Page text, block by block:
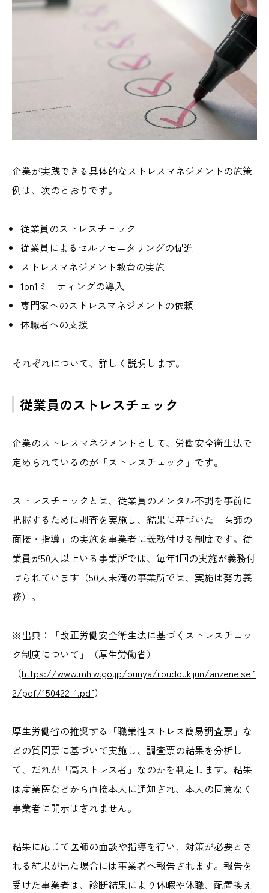
企業が実践できる具体的なストレスマネジメントの施策
例は、次のとおりです。
従業員のストレスチェック
従業員によるセルフモニタリングの促進
ストレスマネジメント教育の実施
1on1ミーティングの導入
専門家へのストレスマネジメントの依頼
休職者への支援
それぞれについて、詳しく説明します。
従業員のストレスチェック
企業のストレスマネジメントとして、労働安全衛生法で
定められているのが「ストレスチェック」です。
ストレスチェックとは、従業員のメンタル不調を事前に
把握するために調査を実施し、結果に基づいた「医師の
面接・指導」の実施を事業者に義務付ける制度です。従
業員が50人以上いる事業所では、毎年1回の実施が義務付
けられています（50人未満の事業所では、実施は努力義
務）。
※出典：「改正労働安全衛生法に基づくストレスチェッ
ク制度について」（厚生労働省）
（https://www.mhlw.go.jp/bunya/roudoukijun/anzeneisei1
2/pdf/150422-1.pdf）
厚生労働省の推奨する「職業性ストレス簡易調査票」な
どの質問票に基づいて実施し、調査票の結果を分析し
て、だれが「高ストレス者」なのかを判定します。結果
は産業医などから直接本人に通知され、本人の同意なく
事業者に開示はされません。
結果に応じて医師の面談や指導を行い、対策が必要とさ
れる結果が出た場合には事業者へ報告されます。報告を
受けた事業者は、診断結果により休暇や休職、配置換え